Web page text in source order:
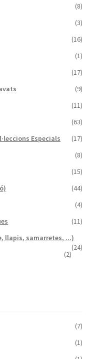
(8)
(3)
(16)
(1)
(17)
(9)
(11)
(63)
Especials
(17)
(8)
(15)
(44)
(4)
(11)
llapis, samarretes, ...)
(24)
(2)
(7)
(1)